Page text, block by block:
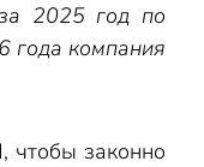
2025 год по
года компания
чтобы законно